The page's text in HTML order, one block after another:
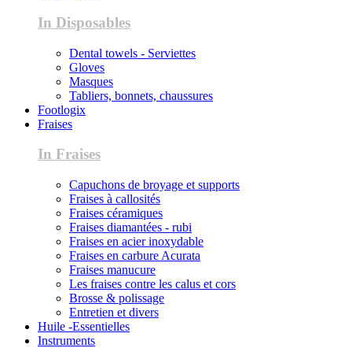
In Disposables
Dental towels - Serviettes
Gloves
Masques
Tabliers, bonnets, chaussures
Footlogix
Fraises
In Fraises
Capuchons de broyage et supports
Fraises à callosités
Fraises céramiques
Fraises diamantées - rubi
Fraises en acier inoxydable
Fraises en carbure Acurata
Fraises manucure
Les fraises contre les calus et cors
Brosse & polissage
Entretien et divers
Huile -Essentielles
Instruments